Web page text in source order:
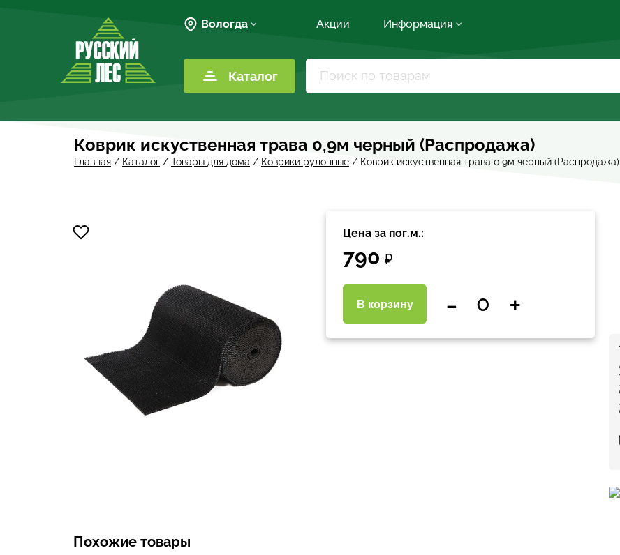
Вологда Акции Информация
Каталог
Коврик искуственная трава 0,9м черный (Распродажа)
Главная / Каталог / Товары для дома / Коврики рулонные / Коврик искуственная трава 0,9м черный (Распродажа)
Цена за пог.м.:
790 ₽
В корзину - +
Похожие товары